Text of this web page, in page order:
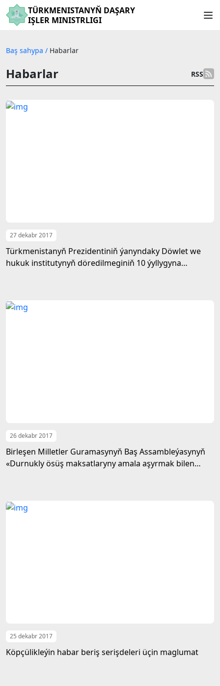
TÜRKMENISTANYŇ DAŞARY
IŞLER MINISTRLIGI
Baş sahypa / Habarlar
Habarlar RSS
27 dekabr 2017
Türkmenistanyň Prezidentiniň ýanyndaky Döwlet we
hukuk institutynyň döredilmeginiň 10 ýyllygyna
26 dekabr 2017
Birleşen Milletler Guramasynyň Baş Assambleýasynyň
«Durnukly ösüş maksatlaryny amala aşyrmak bilen
25 dekabr 2017
Köpçülikleýin habar beriş serişdeleri üçin maglumat